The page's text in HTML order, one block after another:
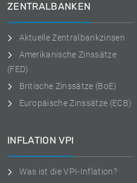
ZENTRALBANKEN
Aktuelle Zentralbankzinsen
Amerikanische Zinssätze
(FED)
Britische Zinssätze (BoE)
Europäische Zinssätze (ECB)
INFLATION VPI
Was ist die VPI-Inflation?